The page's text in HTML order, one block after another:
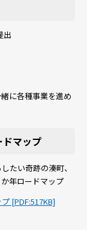
出
に各種事業を進め
マップ
たい奇跡の湊町、
年ロードマップ
[PDF:517KB]